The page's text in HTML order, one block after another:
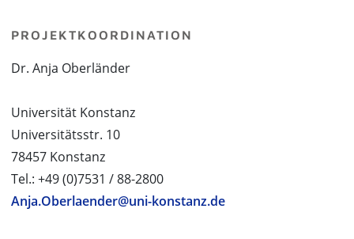
PROJEKTKOORDINATION
Dr. Anja Oberländer
Universität Konstanz
Universitätsstr. 10
78457 Konstanz
Tel.: +49 (0)7531 / 88-2800
Anja.Oberlaender@uni-konstanz.de